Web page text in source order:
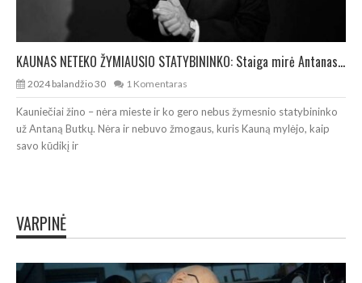
KAUNAS NETEKO ŽYMIAUSIO STATYBININKO: Staiga mirė Antanas Butkus
2024 balandžio 30 1 Komentaras
Kauniečiai žino – nėra mieste ir ko gero nebus žymesnio statybininko
už Antaną Butkų. Nėra ir nebuvo žmogaus, kuris Kauną mylėjo, kaip
savo kūdikį ir
VARPINĖ